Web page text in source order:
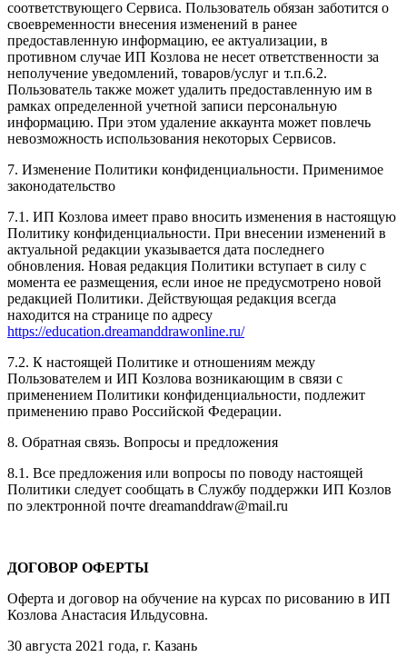
соответствующего Сервиса. Пользователь обязан заботится о
своевременности внесения изменений в ранее
предоставленную информацию, ее актуализации, в
противном случае ИП Козлова не несет ответственности за
неполучение уведомлений, товаров/услуг и т.п.6.2.
Пользователь также может удалить предоставленную им в
рамках определенной учетной записи персональную
информацию. При этом удаление аккаунта может повлечь
невозможность использования некоторых Сервисов.
7. Изменение Политики конфиденциальности. Применимое
законодательство
7.1. ИП Козлова имеет право вносить изменения в настоящую
Политику конфиденциальности. При внесении изменений в
актуальной редакции указывается дата последнего
обновления. Новая редакция Политики вступает в силу с
момента ее размещения, если иное не предусмотрено новой
редакцией Политики. Действующая редакция всегда
находится на странице по адресу
https://education.dreamanddrawonline.ru/
7.2. К настоящей Политике и отношениям между
Пользователем и ИП Козлова возникающим в связи с
применением Политики конфиденциальности, подлежит
применению право Российской Федерации.
8. Обратная связь. Вопросы и предложения
8.1. Все предложения или вопросы по поводу настоящей
Политики следует сообщать в Службу поддержки ИП Козлов
по электронной почте dreamanddraw@mail.ru
ДОГОВОР ОФЕРТЫ
Оферта и договор на обучение на курсах по рисованию в ИП
Козлова Анастасия Ильдусовна.
30 августа 2021 года, г. Казань